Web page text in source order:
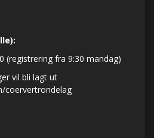
(registrering fra 9:30 mandag)
vil bli lagt ut
coervertrondelag